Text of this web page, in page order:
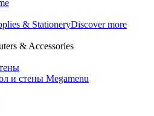
& StationeryDiscover more
& Accessories
и стены Megamenu